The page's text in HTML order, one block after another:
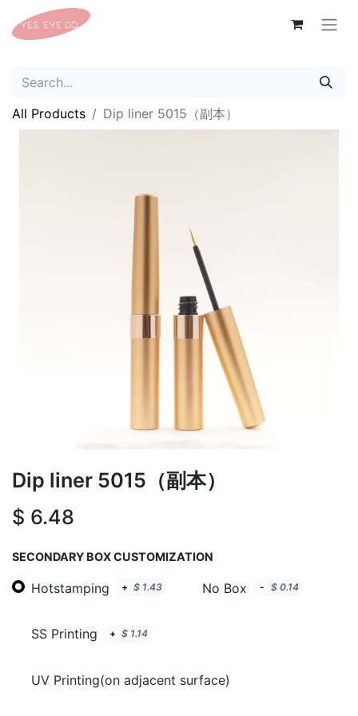
All Products Dip liner 5015（副本）
Dip liner 5015（副本）
$ 6.48
SECONDARY BOX CUSTOMIZATION
Hotstamping + $ 1.43 No Box - $ 0.14
SS Printing + $ 1.14
UV Printing(on adjacent surface)